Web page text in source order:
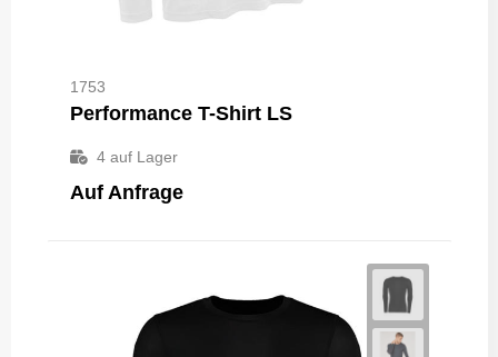
1753
Performance T-Shirt LS
4auf Lager
Auf Anfrage